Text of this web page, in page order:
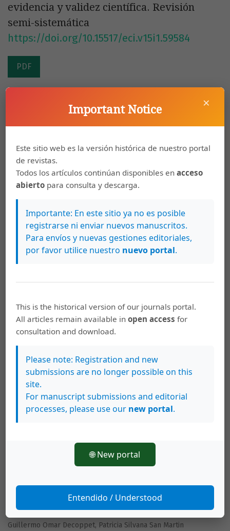
evidencia y validez científica. Revisión
semi-sistemática
https://doi.org/10.15517/eci.v15i1.59584
PDF
Yudayly Stable-Rodríguez, Orlando Gregorio-Chaviano
el Web of Science 2010-2022
https://doi.org/10.15517/eci.v15i1.60365
Joselyn Lopez-Ramirez, Cesar H. Limaymanta
Análisis bibliométrico de las publicaciones
del Instituto Geofísico del Perú: producción,
colaboración, impacto y liderazgo científico
PDF
Ensayos
Sebastián Alejandro Marín Agudelo
Archivos, descolonialidad y nuevos giros
teóricos en América Latina
https://doi.org/10.15517/eci.v15i1.60893
PDF
Guillermo Omar Decoppet, Patricia Silvana San Martin
×
Important Notice
Este sitio web es la versión histórica de nuestro portal
de revistas.
Todos los artículos continúan disponibles enacceso
abierto para consulta y descarga.
Importante: En este sitio ya no es posible
registrarse ni enviar nuevos manuscritos.
Para envíos y nuevas gestiones editoriales,
por favor utilice nuestro nuevo portal.
This is the historical version of our journals portal.
All articles remain available inopen access for
consultation and download.
Please note: Registration and new
submissions are no longer possible on this
site.
For manuscript submissions and editorial
processes, please use our new portal.
🌐 New portal
Entendido / Understood